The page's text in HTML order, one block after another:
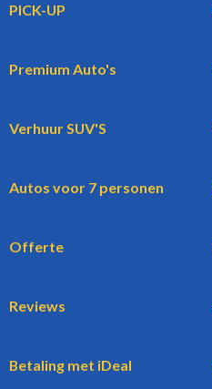
PICK-UP
Premium Auto's
Verhuur SUV'S
Autos voor 7 personen
Offerte
Reviews
Betaling met iDeal